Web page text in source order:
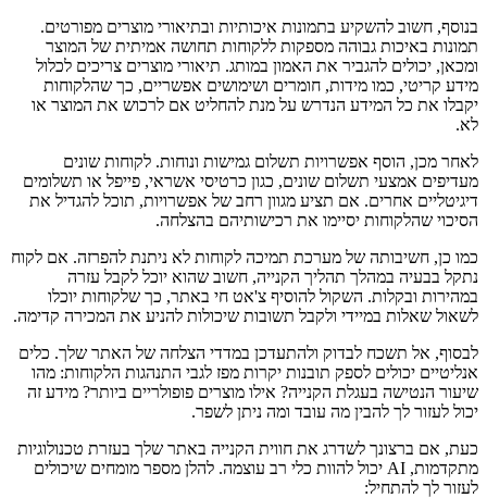
בנוסף, חשוב להשקיע בתמונות איכותיות ובתיאורי מוצרים מפורטים.
תמונות באיכות גבוהה מספקות ללקוחות תחושה אמיתית של המוצר
ומכאן, יכולים להגביר את האמון במותג. תיאורי מוצרים צריכים לכלול
מידע קריטי, כמו מידות, חומרים ושימושים אפשריים, כך שהלקוחות
יקבלו את כל המידע הנדרש על מנת להחליט אם לרכוש את המוצר או
לא.
לאחר מכן, הוסף אפשרויות תשלום גמישות ונוחות. לקוחות שונים
מעדיפים אמצעי תשלום שונים, כגון כרטיסי אשראי, פייפל או תשלומים
דיגיטליים אחרים. אם תציע מגוון רחב של אפשרויות, תוכל להגדיל את
הסיכוי שהלקוחות יסיימו את רכישותיהם בהצלחה.
כמו כן, חשיבותה של מערכת תמיכה לקוחות לא ניתנת להפרזה. אם לקוח
נתקל בבעיה במהלך תהליך הקנייה, חשוב שהוא יוכל לקבל עזרה
במהירות ובקלות. השקול להוסיף צ'אט חי באתר, כך שלקוחות יוכלו
לשאול שאלות במיידי ולקבל תשובות שיכולות להניע את המכירה קדימה.
לבסוף, אל תשכח לבדוק ולהתעדכן במדדי הצלחה של האתר שלך. כלים
אנליטיים יכולים לספק תובנות יקרות מפז לגבי התנהגות הלקוחות: מהו
שיעור הנטישה בעגלת הקנייה? אילו מוצרים פופולריים ביותר? מידע זה
יכול לעזור לך להבין מה עובד ומה ניתן לשפר.
כעת, אם ברצונך לשדרג את חווית הקנייה באתר שלך בעזרת טכנולוגיות
מתקדמות, AI יכול להוות כלי רב עוצמה. להלן מספר מומחים שיכולים
לעזור לך להתחיל: